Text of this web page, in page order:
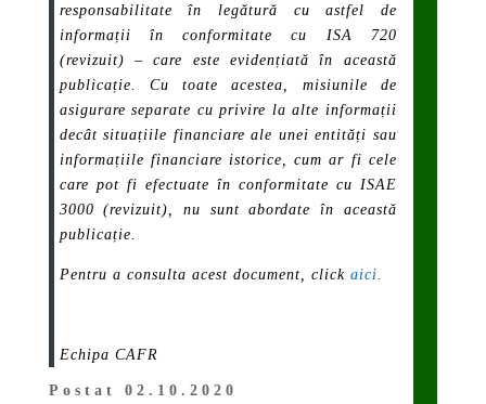
responsabilitate în legătură cu astfel de
informații în conformitate cu ISA 720
(revizuit) – care este evidențiată în această
publicație. Cu toate acestea, misiunile de
asigurare separate cu privire la alte informații
decât situațiile financiare ale unei entități sau
informațiile financiare istorice, cum ar fi cele
care pot fi efectuate în conformitate cu ISAE
3000 (revizuit), nu sunt abordate în această
publicație.
Pentru a consulta acest document, click aici.
Echipa CAFR
Postat 02.10.2020